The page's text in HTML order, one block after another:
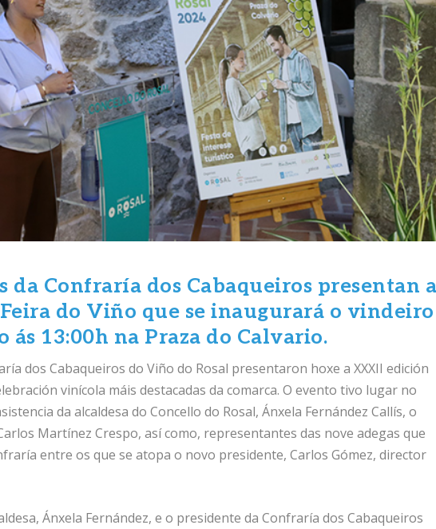
da Confraría dos Cabaqueiros presentan
do Viño que se inaugurará o vindeiro
ás 13:00h na Praza do Calvario.
dos Cabaqueiros do Viño do Rosal presentaron hoxe a XXXII edición
vinícola máis destacadas da comarca. O evento tivo lugar no
da alcaldesa do Concello do Rosal, Ánxela Fernández Callís, o
Martínez Crespo, así como, representantes das nove adegas que
entre os que se atopa o novo presidente, Carlos Gómez, director
Ánxela Fernández, e o presidente da Confraría dos Cabaqueiros